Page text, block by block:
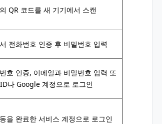
QR 코드를 새 기기에서 스캔
전화번호 인증 후 비밀번호 입력
호 인증, 이메일과 비밀번호 입력 또
나 Google 계정으로 로그인
을 완료한 서비스 계정으로 로그인